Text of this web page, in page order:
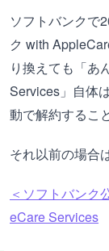
ソフトバンクで
ク with
り換えても「あ
Services」自体
動で解約するこ
それ以前の場合
＜ソフトバンク
eCare Services